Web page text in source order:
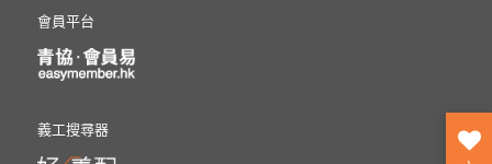
會員平台
義工搜尋器